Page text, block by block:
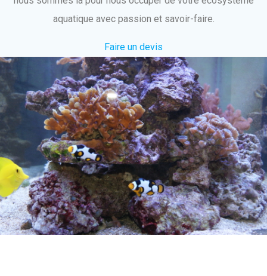
aquatique avec passion et savoir-faire.
Faire un devis